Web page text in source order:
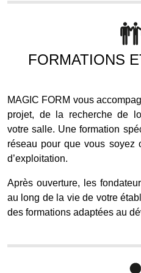
FORMATIONS
MAGIC FORM vous
projet, de la recherche de
votre salle. Une formation
réseau pour que vous soyez
d’exploitation.
Après ouverture, les
au long de la vie de votre
des formations adaptées au